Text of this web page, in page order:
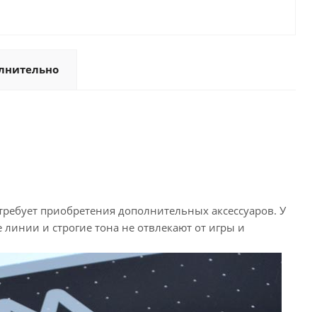
приобретения дополнительных аксессуаров. У
и строгие тона не отвлекают от игры и